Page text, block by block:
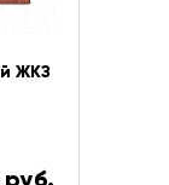
ЖКЗ
руб.